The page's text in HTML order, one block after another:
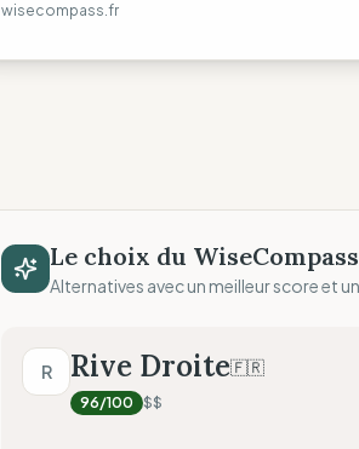
wisecompass.fr
Le choix du WiseCompass
Alternatives avec un meilleur score et
R Rive Droite🇫🇷
96/100 $$